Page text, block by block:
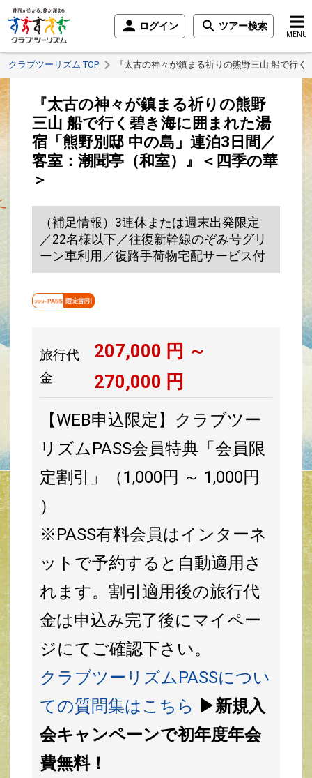
ログイン ツアー検索
MENU
クラブツーリズム TOP 『太古の神々が鎮まる祈りの熊野三山 船で行
『太古の神々が鎮まる祈りの熊野
三山 船で行く碧き海に囲まれた湯
宿「熊野別邸 中の島」連泊3日間／
客室：潮聞亭（和室）』＜四季の華
＞
（補足情報）3連休または週末出発限定
／22名様以下／往復新幹線のぞみ号グリ
ーン車利用／復路手荷物宅配サービス付
旅行代
金
207,000 円 ～
270,000 円
【WEB申込限定】クラブツー
リズムPASS会員特典「会員限
定割引」（1,000円 ～ 1,000円
）
※PASS有料会員はインターネ
ットで予約すると自動適用さ
れます。割引適用後の旅行代
金は申込み完了後にマイペー
ジにてご確認下さい。
クラブツーリズムPASSについ
ての質問集はこちら ▶新規入
会キャンペーンで初年度年会
費無料！